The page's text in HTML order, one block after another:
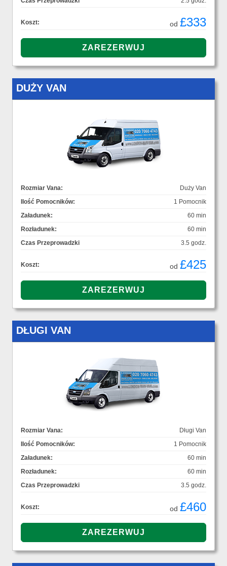
Koszt: od £333
DUŻY VAN
Rozmiar Vana:
Duży Van
Ilość Pomocników:
1 Pomocnik
Załadunek:
60 min
Rozładunek:
60 min
Czas Przeprowadzki
3.5 godz.
Koszt: od £425
DŁUGI VAN
Rozmiar Vana:
Długi Van
Ilość Pomocników:
1 Pomocnik
Załadunek:
60 min
Rozładunek:
60 min
Czas Przeprowadzki
3.5 godz.
Koszt: od £460